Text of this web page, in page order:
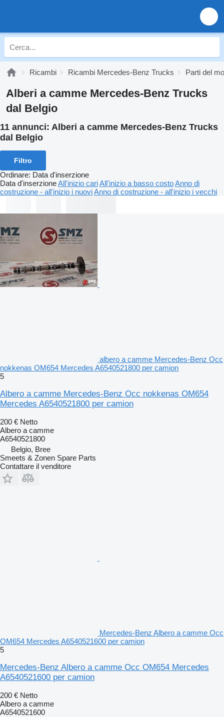
Ricambi Ricambi Mercedes-Benz Trucks Parti del
Alberi a camme Mercedes-Benz Trucks
dal Belgio
11 annunci: Alberi a camme Mercedes-Benz Trucks
dal Belgio
Filtro
Ordinare: Data d'inserzione
Data d'inserzioneAll'inizio cariAll'inizio a basso costoAnno di
costruzione - all'inizio i nuoviAnno di costruzione - all'inizio i vecchi
albero a camme Mercedes-Benz Occ
nokkenas OM654 Mercedes A6540521800 per camion
5
Albero a camme Mercedes-Benz Occ nokkenas OM654
Mercedes A6540521800 per camion
200 € Netto
Albero a camme
A6540521800
Belgio, Bree
Smeets & Zonen Spare Parts
Contattare il venditore
Mercedes-Benz Albero a camme Occ
OM654 Mercedes A6540521600 per camion
5
Mercedes-Benz Albero a camme Occ OM654 Mercedes
A6540521600 per camion
200 € Netto
Albero a camme
A6540521600